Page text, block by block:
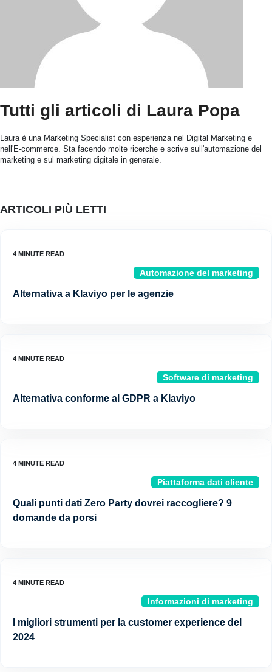
Tutti gli articoli di Laura Popa
Laura è una Marketing Specialist con esperienza nel Digital Marketing e
nell'E-commerce. Sta facendo molte ricerche e scrive sull'automazione del
marketing e sul marketing digitale in generale.
ARTICOLI PIÙ LETTI
Automazione del marketing
Alternativa a Klaviyo per le agenzie
Software di marketing
Alternativa conforme al GDPR a Klaviyo
Piattaforma dati cliente
Quali punti dati Zero Party dovrei raccogliere? 9
domande da porsi
Informazioni di marketing
I migliori strumenti per la customer experience del
2024